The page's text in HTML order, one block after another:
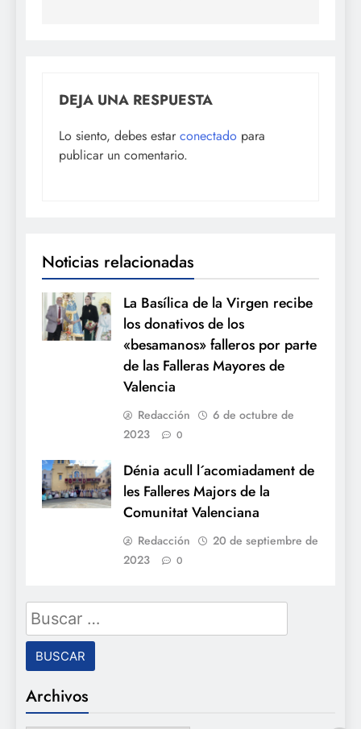
DEJA UNA RESPUESTA
Lo siento, debes estar conectado para
publicar un comentario.
Noticias relacionadas
La Basílica de la Virgen recibe
los donativos de los
«besamanos» falleros por parte
de las Falleras Mayores de
Valencia
Redacción
6 de octubre de
2023
0
Dénia acull l´acomiadament de
les Falleres Majors de la
Comunitat Valenciana
Redacción
20 de septiembre de
2023
0
Buscar:
Archivos